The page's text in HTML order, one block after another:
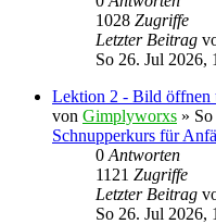
1028 Zugriffe
Letzter Beitrag
So 26. Jul 2026,
Lektion 2 - Bild öffnen
von Gimplyworxs »
Schnupperkurs für
0 Antworten
1121 Zugriffe
Letzter Beitrag
So 26. Jul 2026,